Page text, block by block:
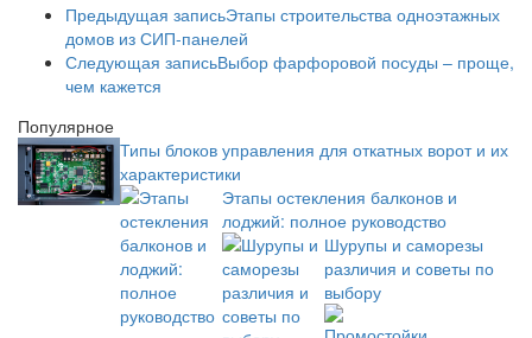
Предыдущая записьЭтапы строительства одноэтажных
домов из СИП-панелей
Следующая записьВыбор фарфоровой посуды – проще,
чем кажется
Популярное
Типы блоков управления для откатных ворот и их
характеристики
Этапы остекления балконов и
лоджий: полное руководство
Шурупы и саморезы
различия и советы по
выбору